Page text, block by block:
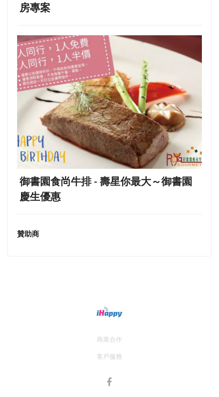
房專案
御書園食尚牛排 - 壽星你最大～御書園
慶生優惠
贊助商
商業合作
客戶服務